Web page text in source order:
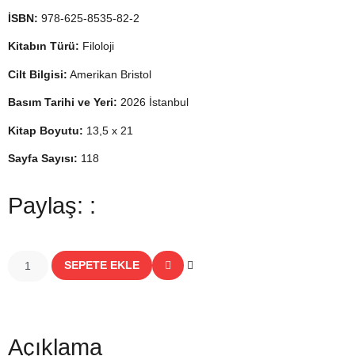
İSBN: 978-625-8535-82-2
Kitabın Türü: Filoloji
Cilt Bilgisi: Amerikan Bristol
Basım Tarihi ve Yeri: 2026 İstanbul
Kitap Boyutu: 13,5 x 21
Sayfa Sayısı: 118
Paylaş: :
SEPETE EKLE
Açıklama